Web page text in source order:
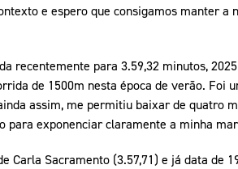
e espero que consigamos manter a
recentemente para 3.59,32 minutos,
de 1500m nesta época de verão. Foi
assim, me permitiu baixar de quatro
exponenciar claramente a minha
Carla Sacramento (3.57,71) e já data de